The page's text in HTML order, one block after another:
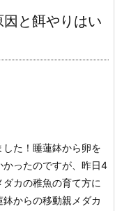
と餌やりはい
た！ 睡蓮鉢から卵を
ったのですが、昨日4
ダカの稚魚の育て方に
からの移動親メダカ